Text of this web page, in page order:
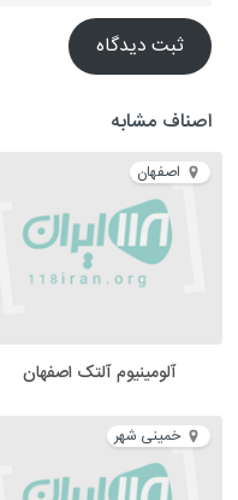
ثبت دیدگاه
اصناف مشابه
اصفهان
آلومینیوم آلتک اصفهان
خمینی شهر